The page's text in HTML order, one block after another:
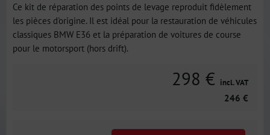
Ce kit de réparation des points de levage reproduit fidèlement
les pièces d'origine. Il est idéal pour la restauration de véhicules
classiques BMW E36 et la préparation de voitures de course
pour le motorsport (hors drift).
298 € incl. VAT
246 €